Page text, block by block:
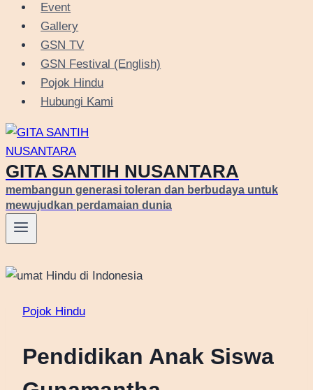
Event
Gallery
GSN TV
GSN Festival (English)
Pojok Hindu
Hubungi Kami
GITA SANTIH NUSANTARA
membangun generasi toleran dan berbudaya untuk
mewujudkan perdamaian dunia
Pojok Hindu
Pendidikan Anak Siswa